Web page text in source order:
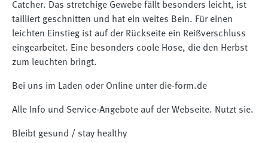
Catcher. Das stretchige Gewebe fällt besonders leicht, ist
tailliert geschnitten und hat ein weites Bein. Für einen
leichten Einstieg ist auf der Rückseite ein Reißverschluss
eingearbeitet. Eine besonders coole Hose, die den Herbst
zum leuchten bringt.
Bei uns im Laden oder Online unter die-form.de
Alle Info und Service-Angebote auf der Webseite. Nutzt sie.
Bleibt gesund / stay healthy